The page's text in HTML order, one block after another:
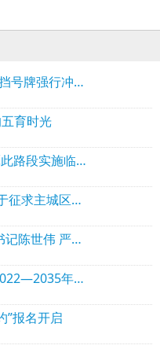
货车“接龙”逃避检测、“百吨王”遮挡号牌强行冲关……泸州曝光一批典型案例
育时光
转扩！4月10日-6月10日，龙马潭此路段实施临时交通管制
感知民意 开门治堵 | 泸州交警关于征求主城区高峰时段交通拥堵治理措施意见的公告
权威发布 | 泸州市统计局原党组书记陈世伟 严重违纪违法被开除党籍和公职
《泸州历史文化名城保护规划（2022—2035年）》完成住房城乡建设部专家评审
”报名开启